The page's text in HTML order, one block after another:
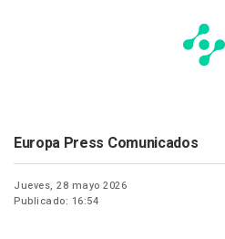
Europa Press Comunicados
Jueves, 28 mayo 2026
Publicado: 16:54